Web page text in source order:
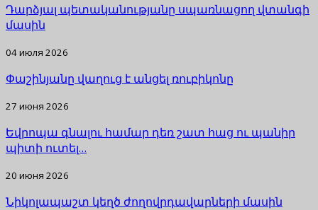
Դարձյալ պետականությանը սպառնացող վտանգի
մասին
04 июля 2026
Փաշինյանը վաղուց է անցել ռուբիկոնը
27 июня 2026
Եվրոպա գնալու համար դեռ շատ հաց ու պանիր
պիտի ուտել…
20 июня 2026
Նիկոլապաշտ կեղծ ժողովրդավարների մասին